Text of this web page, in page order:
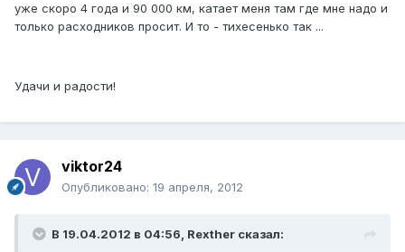
уже скоро 4 года и 90 000 км, катает меня там где мне надо и
только расходников просит. И то - тихесенько так ...
Удачи и радости!
viktor24
Опубликовано: 19 апреля, 2012
В 19.04.2012 в 04:56, Rexther сказал: